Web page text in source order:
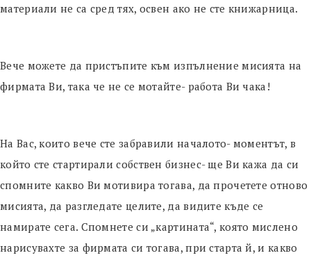
материали не са сред тях, освен ако не сте книжарница.
Вече можете да пристъпите към изпълнение мисията на
фирмата Ви, така че не се мотайте- работа Ви чака!
На Вас, които вече сте забравили началото- моментът, в
който сте стартирали собствен бизнес- ще Ви кажа да си
спомните какво Ви мотивира тогава, да прочетете отново
мисията, да разгледате целите, да видите къде се
намирате сега. Спомнете си „картината“, която мислено
нарисувахте за фирмата си тогава, при старта й, и какво